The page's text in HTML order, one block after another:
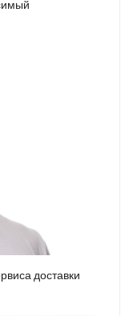
доставки